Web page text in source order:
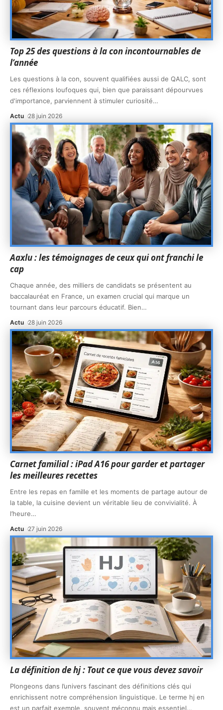
Top 25 des questions à la con incontournables de
l’année
Les questions à la con, souvent qualifiées aussi de QALC, sont
ces réflexions loufoques qui, bien que paraissant dépourvues
d'importance, parviennent à stimuler curiosité…
Actu 28 juin 2026
Aaxlu : les témoignages de ceux qui ont franchi le
cap
Chaque année, des milliers de candidats se présentent au
baccalauréat en France, un examen crucial qui marque un
tournant dans leur parcours éducatif. Bien…
Actu 28 juin 2026
Carnet familial : iPad A16 pour garder et partager
les meilleures recettes
Entre les repas en famille et les moments de partage autour de
la table, la cuisine devient un véritable lieu de convivialité. À
l’heure…
Actu 27 juin 2026
La définition de hj : Tout ce que vous devez savoir
Plongeons dans l’univers fascinant des définitions clés qui
enrichissent notre compréhension linguistique. Le terme hj en
est un parfait exemple, souvent méconnu mais essentiel…